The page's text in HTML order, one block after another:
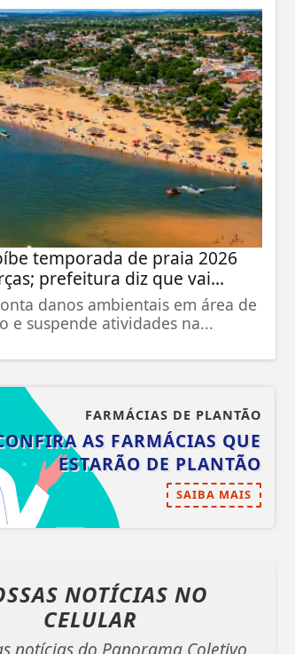
temporada de praia 2026
prefeitura diz que vai...
danos ambientais em área de
e suspende atividades na...
FARMÁCIAS DE PLANTÃO
AS FARMÁCIAS QUE
ESTARÃO DE PLANTÃO
SAIBA MAIS
NOTÍCIAS NO
CELULAR
notícias do Panorama Coletivo